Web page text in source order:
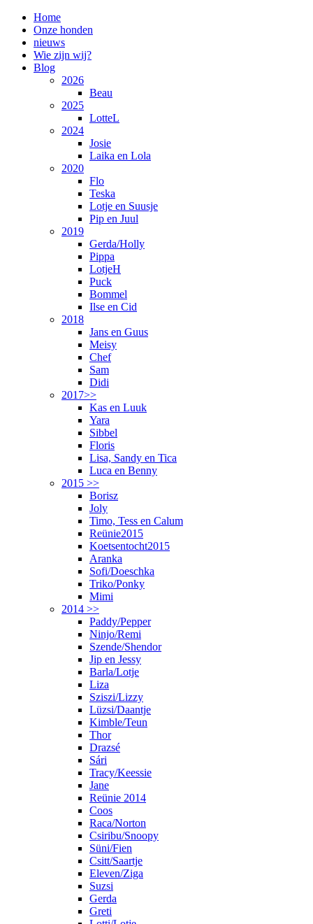
Home
Onze honden
nieuws
Wie zijn wij?
Blog
2026
Beau
2025
LotteL
2024
Josie
Laika en Lola
2020
Flo
Teska
Lotje en Suusje
Pip en Juul
2019
Gerda/Holly
Pippa
LotjeH
Puck
Bommel
Ilse en Cid
2018
Jans en Guus
Meisy
Chef
Sam
Didi
2017>>
Kas en Luuk
Yara
Sibbel
Floris
Lisa, Sandy en Tica
Luca en Benny
2015 >>
Borisz
Joly
Timo, Tess en Calum
Reünie2015
Koetsentocht2015
Aranka
Sofi/Doeschka
Triko/Ponky
Mimi
2014 >>
Paddy/Pepper
Ninjo/Remi
Szende/Shendor
Jip en Jessy
Barla/Lotje
Liza
Sziszi/Lizzy
Lüzsi/Daantje
Kimble/Teun
Thor
Drazsé
Sári
Tracy/Keessie
Jane
Reünie 2014
Coos
Raca/Norton
Csiribu/Snoopy
Süni/Fien
Csitt/Saartje
Eleven/Ziga
Suzsi
Gerda
Greti